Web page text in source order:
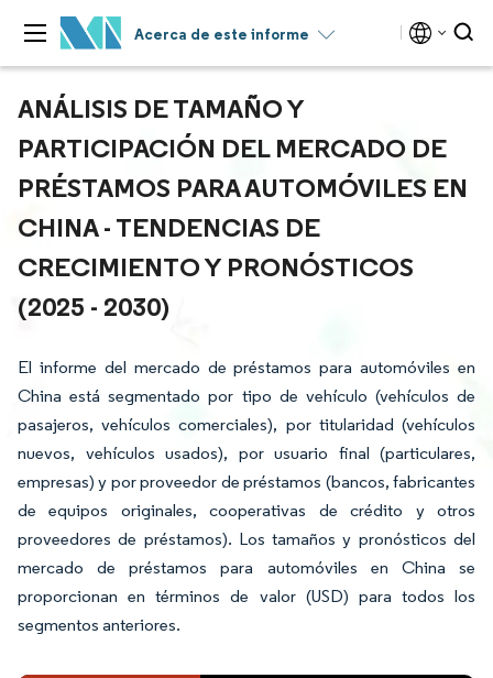
Acerca de este informe
ANÁLISIS DE TAMAÑO Y
PARTICIPACIÓN DEL MERCADO DE
PRÉSTAMOS PARA AUTOMÓVILES EN
CHINA - TENDENCIAS DE
CRECIMIENTO Y PRONÓSTICOS
(2025 - 2030)
El informe del mercado de préstamos para automóviles en
China está segmentado por tipo de vehículo (vehículos de
pasajeros, vehículos comerciales), por titularidad (vehículos
nuevos, vehículos usados), por usuario final (particulares,
empresas) y por proveedor de préstamos (bancos, fabricantes
de equipos originales, cooperativas de crédito y otros
proveedores de préstamos). Los tamaños y pronósticos del
mercado de préstamos para automóviles en China se
proporcionan en términos de valor (USD) para todos los
segmentos anteriores.